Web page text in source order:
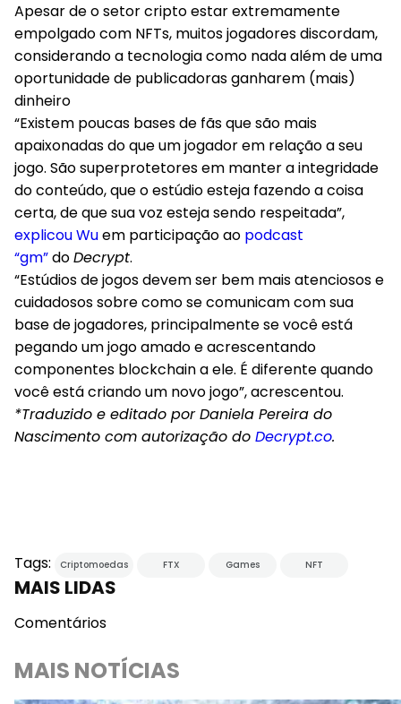
Apesar de o setor cripto estar extremamente
empolgado com NFTs, muitos jogadores discordam,
considerando a tecnologia como nada além de uma
oportunidade de publicadoras ganharem (mais)
dinheiro
“Existem poucas bases de fãs que são mais
apaixonadas do que um jogador em relação a seu
jogo. São superprotetores em manter a integridade
do conteúdo, que o estúdio esteja fazendo a coisa
certa, de que sua voz esteja sendo respeitada”,
explicou Wuem participação ao podcast
“gm”doDecrypt.
“Estúdios de jogos devem ser bem mais atenciosos e
cuidadosos sobre como se comunicam com sua
base de jogadores, principalmente se você está
pegando um jogo amado e acrescentando
componentes blockchain a ele. É diferente quando
você está criando um novo jogo”, acrescentou.
*Traduzido e editado por Daniela Pereira do
Nascimento com autorização do Decrypt.co.
Tags: Criptomoedas FTX Games NFT
MAIS LIDAS
Comentários
MAIS NOTÍCIAS